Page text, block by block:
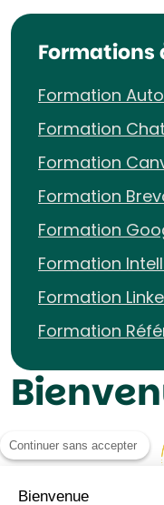
Formations
Formation
Formation
Formation
Formation
Formation
Formation
Formation
Formation
Continuer sans accepter
Bienvenue